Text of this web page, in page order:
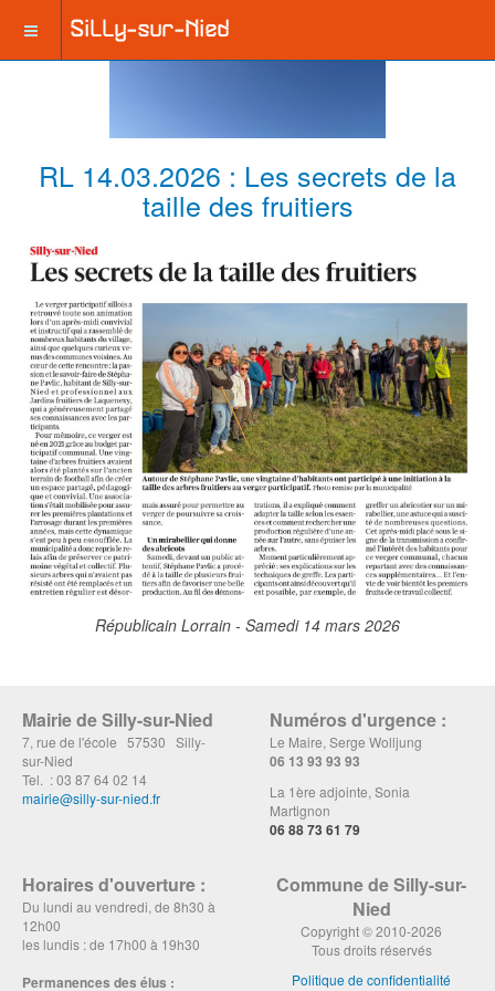
RL 14.03.2026 : Les secrets de la
taille des fruitiers
Républicain Lorrain - Samedi 14 mars 2026
Mairie de Silly-sur-Nied
7, rue de l'école 57530 Silly-
sur-Nied
Tel. : 03 87 64 02 14
mairie@silly-sur-nied.fr
Numéros d'urgence :
Le Maire, Serge Wolljung
06 13 93 93 93
La 1ère adjointe, Sonia
Martignon
06 88 73 61 79
Horaires d'ouverture :
Du lundi au vendredi, de 8h30 à
12h00
les lundis : de 17h00 à 19h30
Permanences des élus :
Commune de Silly-sur-
Nied
Copyright © 2010-2026
Tous droits réservés
Politique de confidentialité